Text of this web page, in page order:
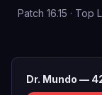
Patch 16.15 · Top
Dr. Mundo —